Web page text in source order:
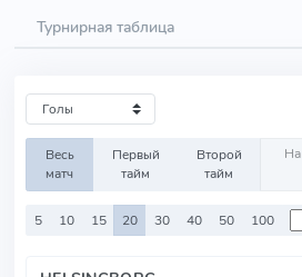
Турнирная таблица
Весь
матч
Первый
тайм
Второй
тайм
5 10 15 20 30 40 50 100